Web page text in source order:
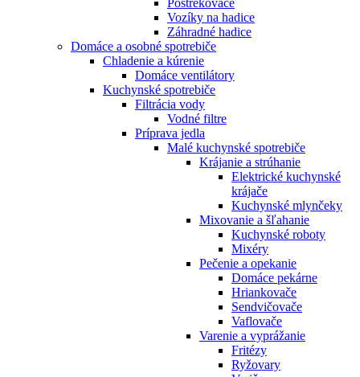
Postrekovače
Vozíky na hadice
Záhradné hadice
Domáce a osobné spotrebiče
Chladenie a kúrenie
Domáce ventilátory
Kuchynské spotrebiče
Filtrácia vody
Vodné filtre
Príprava jedla
Malé kuchynské spotrebiče
Krájanie a strúhanie
Elektrické kuchynské
krájače
Kuchynské mlynčeky
Mixovanie a šľahanie
Kuchynské roboty
Mixéry
Pečenie a opekanie
Domáce pekárne
Hriankovače
Sendvičovače
Vaflovače
Varenie a vyprážanie
Fritézy
Ryžovary